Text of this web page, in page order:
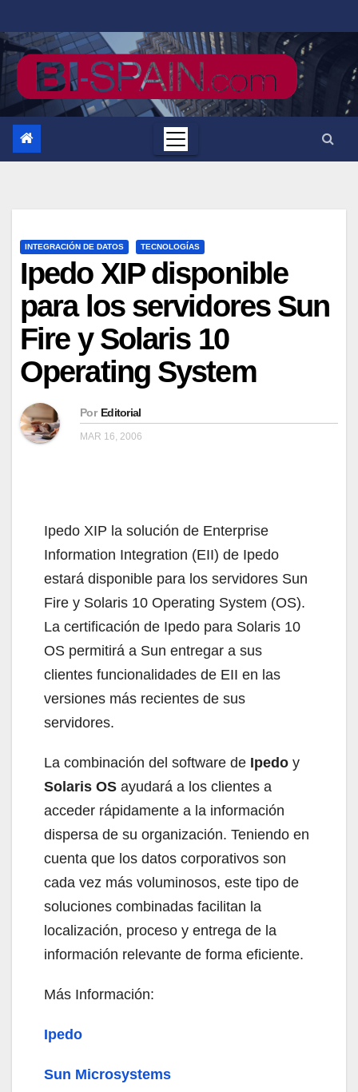
al
contenido
INTEGRACIÓN DE DATOS TECNOLOGÍAS
Ipedo XIP disponible
para los servidores Sun
Fire y Solaris 10
Operating System
Por Editorial
MAR 16, 2006
Ipedo XIP la solución de Enterprise
Information Integration (EII) de Ipedo
estará disponible para los servidores Sun
Fire y Solaris 10 Operating System (OS).
La certificación de Ipedo para Solaris 10
OS permitirá a Sun entregar a sus
clientes funcionalidades de EII en las
versiones más recientes de sus
servidores.
La combinación del software de Ipedo y
Solaris OS ayudará a los clientes a
acceder rápidamente a la información
dispersa de su organización. Teniendo en
cuenta que los datos corporativos son
cada vez más voluminosos, este tipo de
soluciones combinadas facilitan la
localización, proceso y entrega de la
información relevante de forma eficiente.
Más Información:
Ipedo
Sun Microsystems